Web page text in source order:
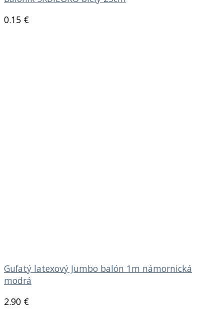
0.15 €
Guľatý latexový Jumbo balón 1m námornická
modrá
2.90 €